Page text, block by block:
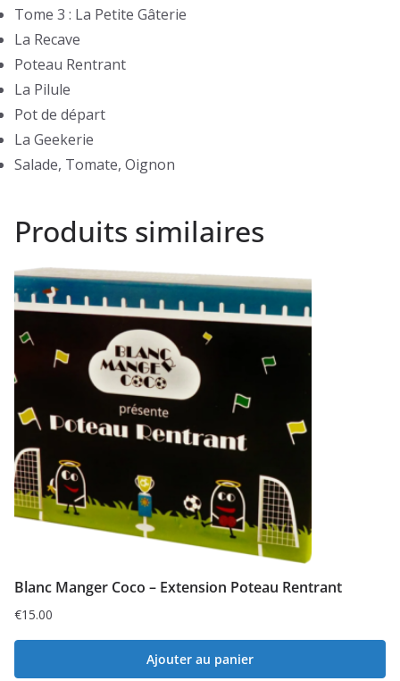
Tome 3 : La Petite Gâterie
La Recave
Poteau Rentrant
La Pilule
Pot de départ
La Geekerie
Salade, Tomate, Oignon
Produits similaires
Blanc Manger Coco – Extension Poteau Rentrant
€15.00
Ajouter au panier